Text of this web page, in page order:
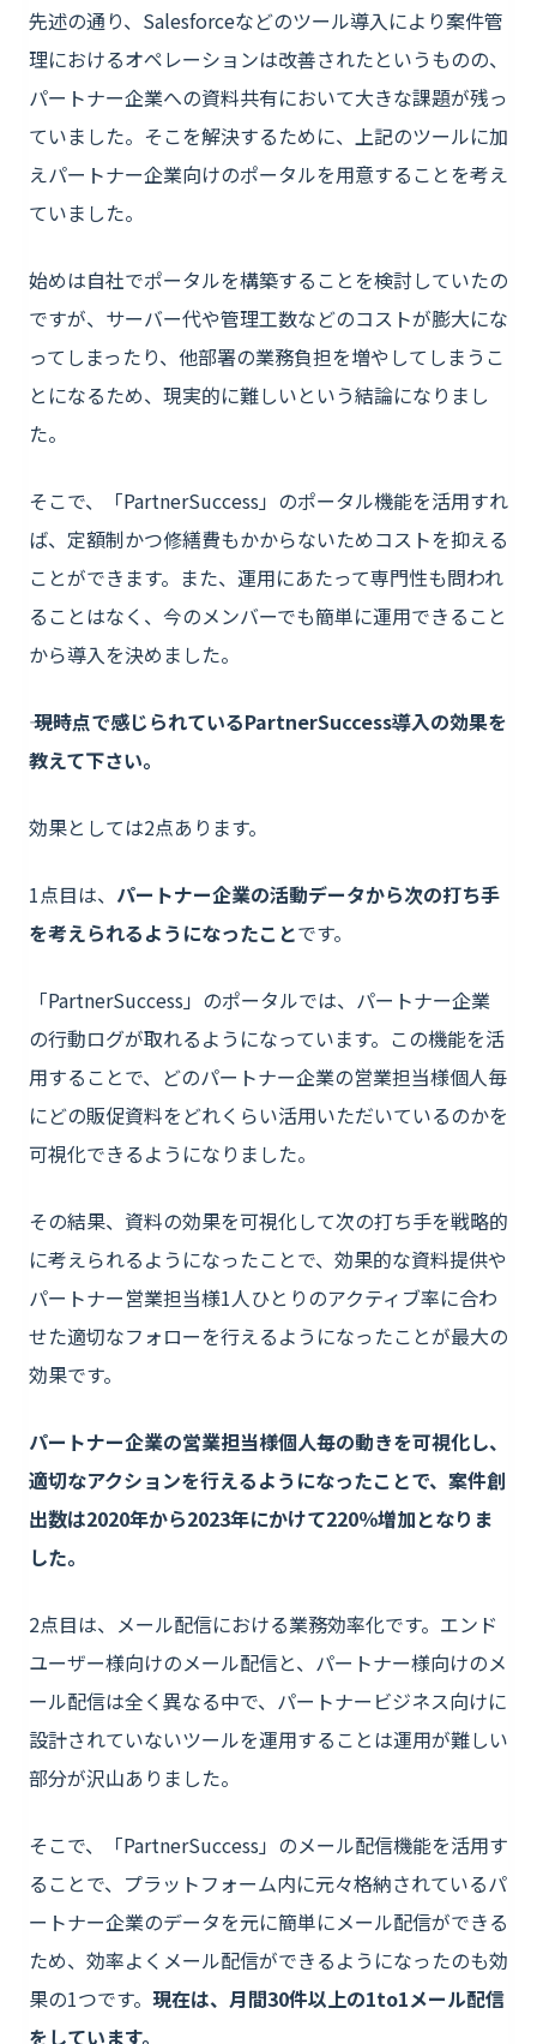
先述の通り、Salesforceなどのツール導入により案件管
理におけるオペレーションは改善されたというものの、
パートナー企業への資料共有において大きな課題が残っ
ていました。そこを解決するために、上記のツールに加
えパートナー企業向けのポータルを用意することを考え
ていました。
始めは自社でポータルを構築することを検討していたの
ですが、サーバー代や管理工数などのコストが膨大にな
ってしまったり、他部署の業務負担を増やしてしまうこ
とになるため、現実的に難しいという結論になりまし
た。
そこで、「PartnerSuccess」のポータル機能を活用すれ
ば、定額制かつ修繕費もかからないためコストを抑える
ことができます。また、運用にあたって専門性も問われ
ることはなく、今のメンバーでも簡単に運用できること
から導入を決めました。
―― 現時点で感じられているPartnerSuccess導入の効果を
教えて下さい。
効果としては2点あります。
1点目は、 パートナー企業の活動データから次の打ち手
を考えられるようになったことです。
「PartnerSuccess」のポータルでは、パートナー企業
の行動ログが取れるようになっています。この機能を活
用することで、どのパートナー企業の営業担当様個人毎
にどの販促資料をどれくらい活用いただいているのかを
可視化できるようになりました。
その結果、資料の効果を可視化して次の打ち手を戦略的
に考えられるようになったことで、効果的な資料提供や
パートナー営業担当様1人ひとりのアクティブ率に合わ
せた適切なフォローを行えるようになったことが最大の
効果です。
パートナー企業の営業担当様個人毎の動きを可視化し、
適切なアクションを行えるようになったことで、案件創
出数は2020年から2023年にかけて220％増加となりま
した。
2点目は、メール配信における業務効率化です。エンド
ユーザー様向けのメール配信と、パートナー様向けのメ
ール配信は全く異なる中で、パートナービジネス向けに
設計されていないツールを運用することは運用が難しい
部分が沢山ありました。
そこで、「PartnerSuccess」のメール配信機能を活用す
ることで、プラットフォーム内に元々格納されているパ
ートナー企業のデータを元に簡単にメール配信ができる
ため、効率よくメール配信ができるようになったのも効
果の1つです。 現在は、月間30件以上の1to1メール配信
をしています。